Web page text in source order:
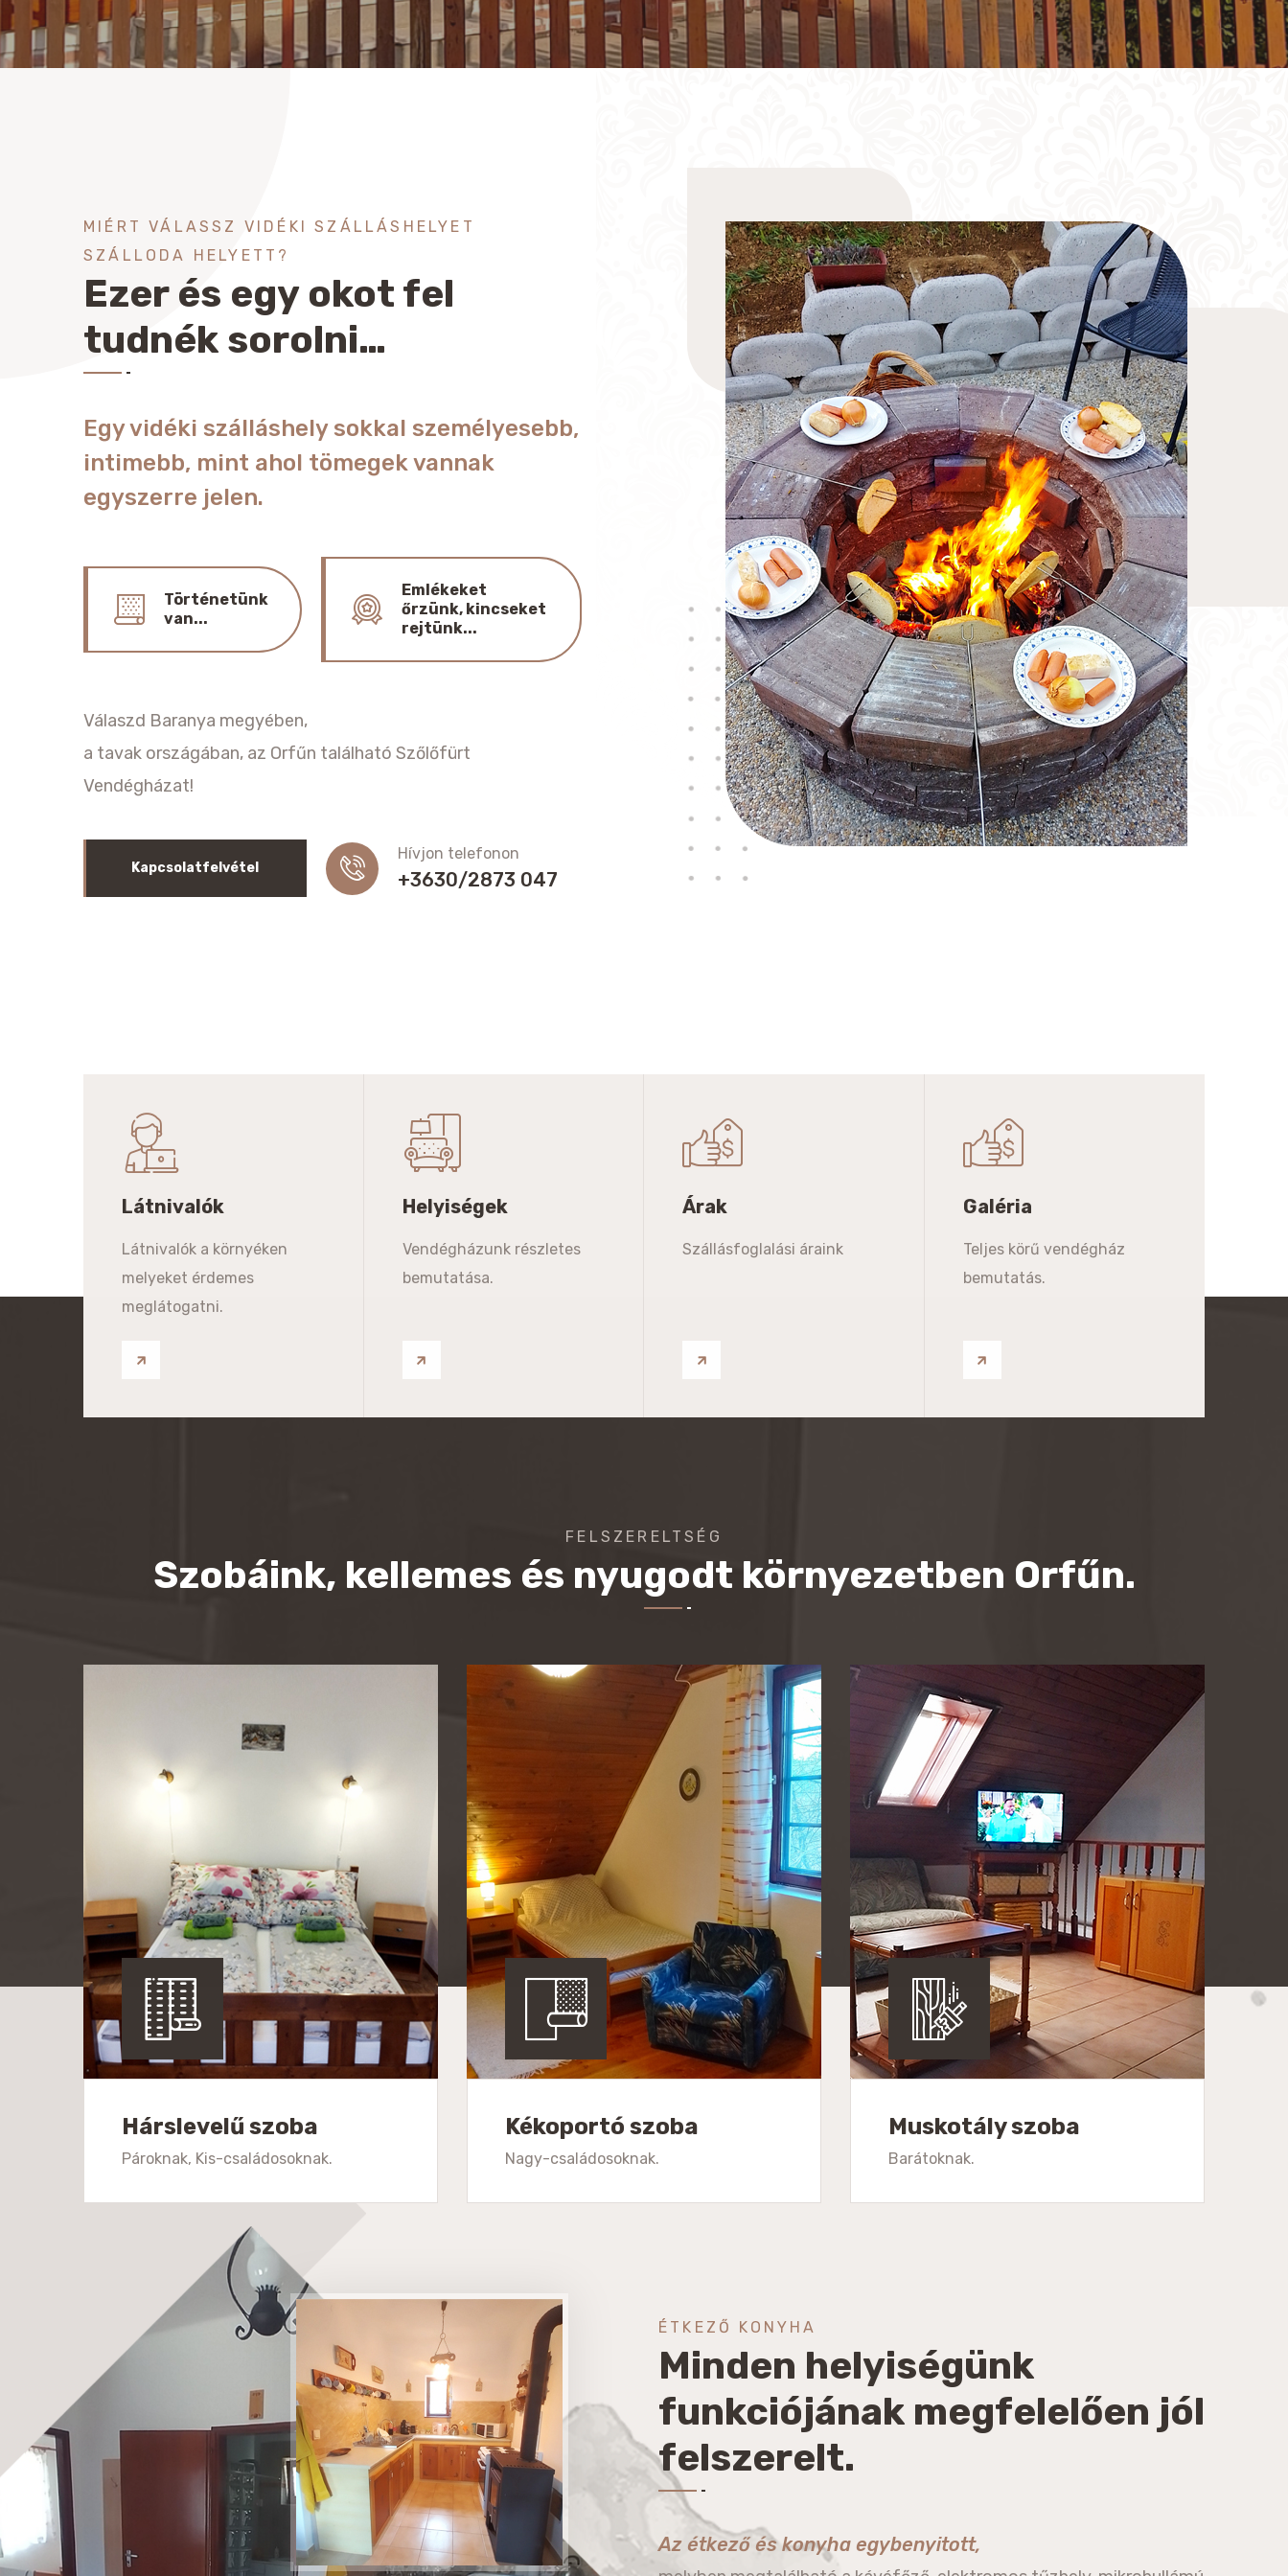
MIÉRT VÁLASSZ VIDÉKI SZÁLLÁSHELYET
SZÁLLODA HELYETT?
Ezer és egy okot fel
tudnék sorolni…
Egy vidéki szálláshely sokkal személyesebb,
intimebb, mint ahol tömegek vannak
egyszerre jelen.
Történetünk
van...
Emlékeket
őrzünk, kincseket
rejtünk...
Válaszd Baranya megyében,
a tavak országában, az Orfűn található Szőlőfürt
Vendégházat!
Kapcsolatfelvétel
Hívjon telefonon
+3630/2873 047
Látnivalók
Látnivalók a környéken
melyeket érdemes
meglátogatni.
Helyiségek
Vendégházunk részletes
bemutatása.
Árak
Szállásfoglalási áraink
Galéria
Teljes körű vendégház
bemutatás.
FELSZERELTSÉG
Szobáink, kellemes és nyugodt környezetben Orfűn.
Hárslevelű szoba
Pároknak, Kis-családosoknak.
Kékoportó szoba
Nagy-családosoknak.
Muskotály szoba
Barátoknak.
ÉTKEZŐ KONYHA
Minden helyiségünk
funkciójának megfelelően jól
felszerelt.
Az étkező és konyha egybenyitott,